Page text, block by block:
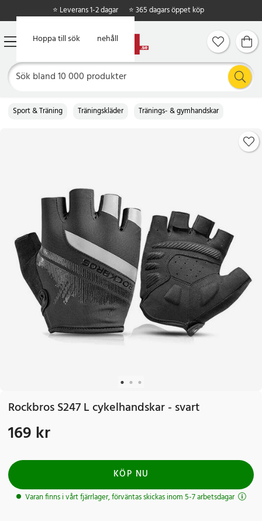
Hoppa till huvudinnehåll
Hoppa till sök
⭐ Leverans 1-2 dagar ⭐ 365 dagars öppet köp
Sport & Träning Träningskläder Tränings- & gymhandskar
Rockbros S247 L cykelhandskar - svart
Pris:169 kr
169 kr
KÖP NU
Varan finns i vårt fjärrlager, förväntas skickas inom 5-7 arbetsdagar